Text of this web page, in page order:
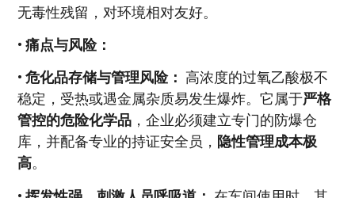
无毒性残留，对环境相对友好。
• 痛点与风险：
• 危化品存储与管理风险： 高浓度的过氧乙酸极不
稳定，受热或遇金属杂质易发生爆炸。它属于严格
管控的危险化学品 ，企业必须建立专门的防爆仓
库，并配备专业的持证安全员， 隐性管理成本极
高。